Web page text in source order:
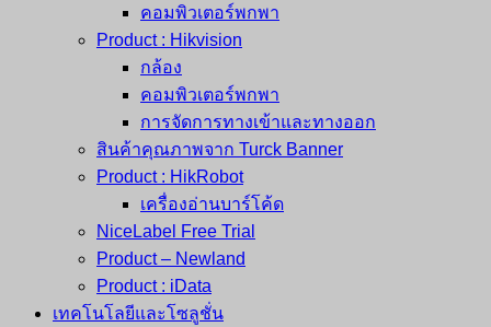
คอมพิวเตอร์พกพา
Product : Hikvision
กล้อง
คอมพิวเตอร์พกพา
การจัดการทางเข้าและทางออก
สินค้าคุณภาพจาก Turck Banner
Product : HikRobot
เครื่องอ่านบาร์โค้ด
NiceLabel Free Trial
Product – Newland
Product : iData
เทคโนโลยีและโซลูชั่น